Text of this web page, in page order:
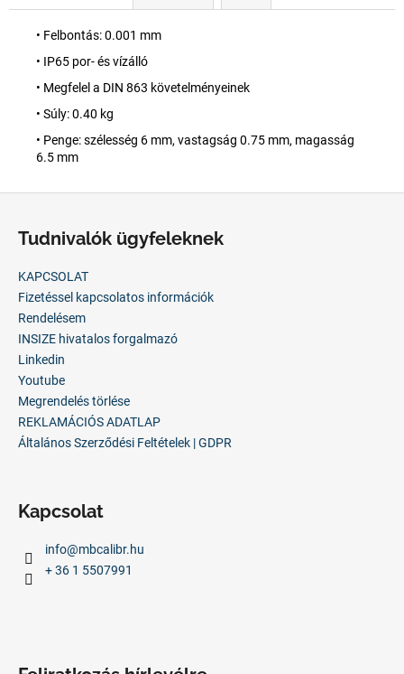
• Felbontás: 0.001 mm
• IP65 por- és vízálló
• Megfelel a DIN 863 követelményeinek
• Súly: 0.40 kg
• Penge: szélesség 6 mm, vastagság 0.75 mm, magasság
6.5 mm
Tudnivalók ügyfeleknek
KAPCSOLAT
Fizetéssel kapcsolatos információk
Rendelésem
INSIZE hivatalos forgalmazó
Linkedin
Youtube
Megrendelés törlése
REKLAMÁCIÓS ADATLAP
Általános Szerződési Feltételek | GDPR
Kapcsolat
info@mbcalibr.hu
+ 36 1 5507991